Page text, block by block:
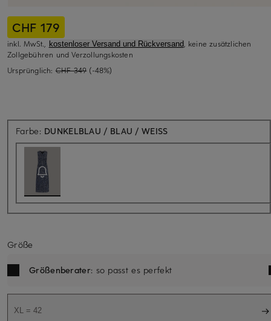
CHF 179
inkl. MwSt., kostenloser Versand und Rückversand, keine zusätzlichen
Zollgebühren und Verzollungskosten
Ursprünglich: CHF 349 (-48%)
Farbe: DUNKELBLAU / BLAU / WEISSAktuell nicht verfügbar
Größe
Größenberater: so passt es perfekt
XL = 42